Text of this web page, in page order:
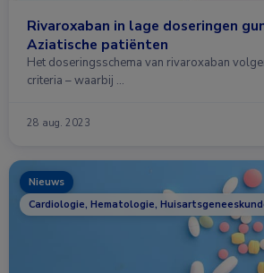
Rivaroxaban in lage doseringen
Aziatische patiënten
Het doseringsschema van rivaroxaban
criteria – waarbij …
28 aug. 2023
Nieuws
Cardiologie, Hematologie,